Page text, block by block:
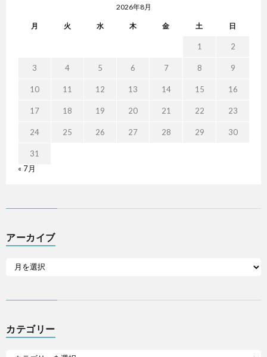
2026年8月
月 火 水 木 金 土 日
1 2
3 4 5 6 7 8 9
10 11 12 13 14 15 16
17 18 19 20 21 22 23
24 25 26 27 28 29 30
31
« 7月
アーカイブ
カテゴリー